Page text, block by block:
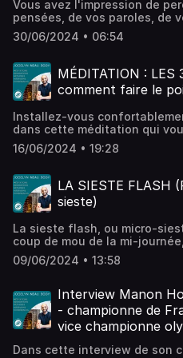
ausha.co/politique-de-
d'informations.
Vous avez l'impression de
pensées, de vos paroles, de
technique est faite pour
allons prendre le temps de
créer des pont, des lien entre
diaphragme à se détendre et
deviendra plus grande,
parfaitement maîtrisée par
leur capacité respiratoire.À
Ausha. Visitez ausha.co/
plus d'informations.
30/06/2024 • 06:54
MÉDITATION : LES
comment faire le
Installez-vous
dans cette méditation qui
avec vous-même d'une façon
bienveillante.L'épisode vous
vos proches.Hébergé par
ausha.co/politique-de-
d'informations.
16/06/2024 • 19:28
LA SIESTE FLASH
sieste)
La sieste flash, ou micro-
coup de mou de la mi-
un regain d’énergie à
s’endormir profondément
par la micro sieste est
dont il est facile d’émerger.
plus longue, le retour à votre
transition et sans difficulté.
micro-sieste redonne de
09/06/2024 • 13:58
Interview Manon
- championne de
vice championne
Dans cette interview de son